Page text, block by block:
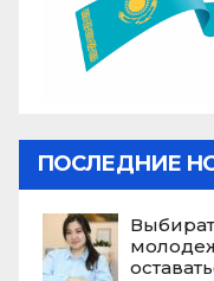
ПОСЛЕДНИЕ